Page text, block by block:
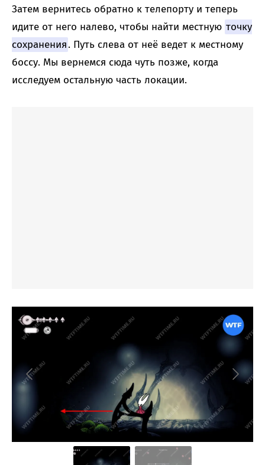
Затем вернитесь обратно к телепорту и теперь
идите от него налево, чтобы найти местную точку
сохранения. Путь слева от неё ведет к местному
боссу. Мы вернемся сюда чуть позже, когда
исследуем остальную часть локации.